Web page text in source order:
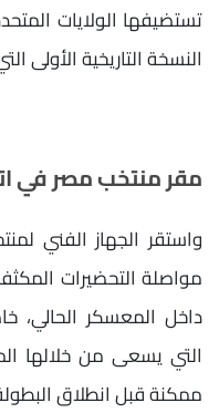
تستضيفها الولايات
النسخة التاريخية الأولى التي
مقر منتخب مصر في
واستقر الجهاز الفني
مواصلة التحضيرات
داخل المعسكر الحالي،
التي يسعى من خلالها
ممكنة قبل انطلاق